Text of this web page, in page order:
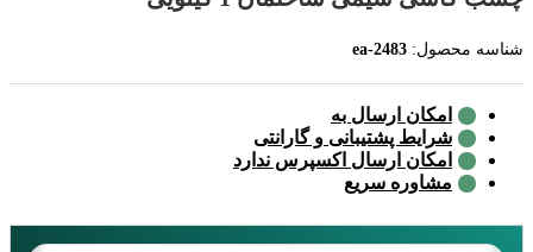
شناسه محصول: ea-2483
امکان ارسال به
شرایط پشتیبانی و گارانتی
امکان ارسال اکسپرس ندارد
مشاوره سریع